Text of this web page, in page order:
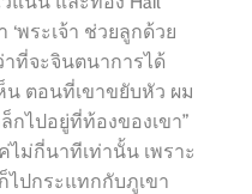
พระเจ้า ช่วยลูกด้วย
าที่จะจินตนาการได้
น ตอนที่เขาขยับหัว ผม
กไปอยู่ที่ท้องของเขา”
ไม่กี่นาทีเท่านั้น เพราะ
ไปกระแทกกับภูเขา